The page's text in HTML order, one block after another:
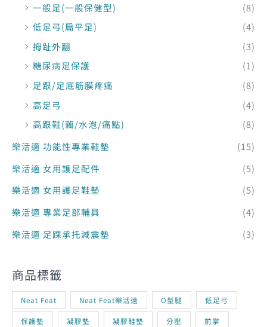
一般足(一般保健型)
(8)
低足弓(扁平足)
(4)
拇趾外翻
(3)
糖尿病足保護
(1)
足跟/足底筋膜疼痛
(8)
高足弓
(4)
高跟鞋(繭/水泡/痛點)
(8)
樂活適 功能性專業鞋墊
(15)
樂活適 女用護足配件
(5)
樂活適 女用護足鞋墊
(5)
樂活適 專業足部輔具
(4)
樂活適 足踝承托減震墊
(3)
商品標籤
Neat Feat Neat Feat樂活適 O型腿 低足弓
保護墊 凝膠墊 凝膠鞋墊 分壓 前掌